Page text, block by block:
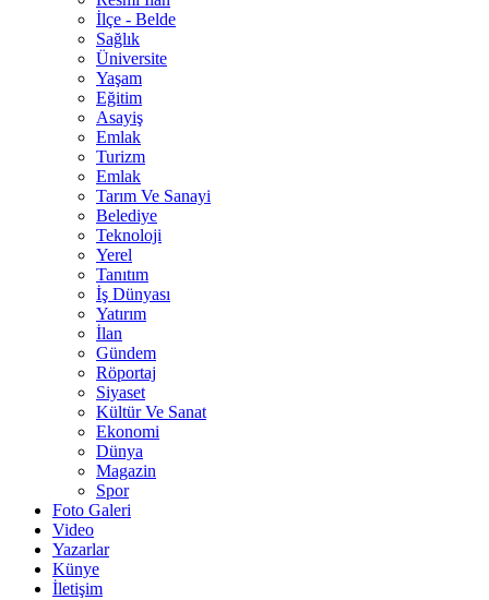
İlçe - Belde
Sağlık
Üniversite
Yaşam
Eğitim
Asayiş
Emlak
Turizm
Emlak
Tarım Ve Sanayi
Belediye
Teknoloji
Yerel
Tanıtım
İş Dünyası
Yatırım
İlan
Gündem
Röportaj
Siyaset
Kültür Ve Sanat
Ekonomi
Dünya
Magazin
Spor
Foto Galeri
Video
Yazarlar
Künye
İletişim